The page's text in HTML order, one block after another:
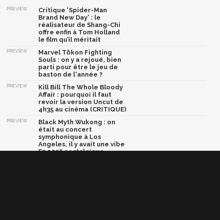
PREVIEW
Critique 'Spider-Man
Brand New Day' : le
réalisateur de Shang-Chi
offre enfin à Tom Holland
le film qu’il méritait
PREVIEW
Marvel Tōkon Fighting
Souls : on y a rejoué, bien
parti pour être le jeu de
baston de l'année ?
PREVIEW
Kill Bill The Whole Bloody
Affair : pourquoi il faut
revoir la version Uncut de
4h35 au cinéma (CRITIQUE)
PREVIEW
Black Myth Wukong : on
était au concert
symphonique à Los
Angeles, il y avait une vibe
E3 2026 nostalgique